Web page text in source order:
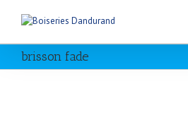
brisson fade